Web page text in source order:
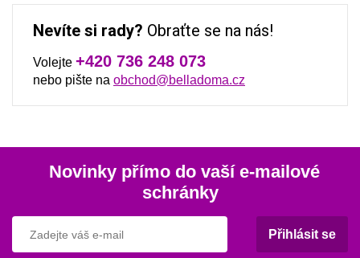
Nevíte si rady? Obraťte se na nás!
Volejte +420 736 248 073
nebo pište na obchod@belladoma.cz
Novinky přímo do vaší e-mailové
schránky
Přihlásit se